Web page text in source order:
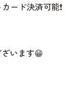
ード決済可能❗️
います😁